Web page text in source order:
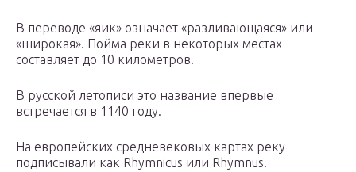
В переводе «яик» означает «разливающаяся» или
«широкая». Пойма реки в некоторых местах
составляет до 10 километров.
В русской летописи это название впервые
встречается в 1140 году.
На европейских средневековых картах реку
подписывали как Rhymnicus или Rhymnus.